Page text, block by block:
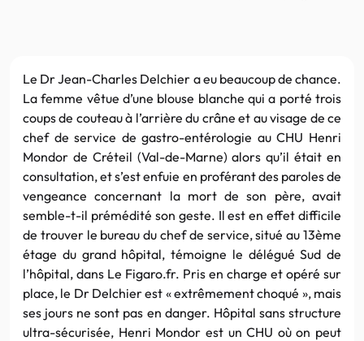
Le Dr Jean-Charles Delchier a eu beaucoup de chance.
La femme vêtue d’une blouse blanche qui a porté trois
coups de couteau à l’arrière du crâne et au visage de ce
chef de service de gastro-entérologie au CHU Henri
Mondor de Créteil (Val-de-Marne) alors qu’il était en
consultation, et s’est enfuie en proférant des paroles de
vengeance concernant la mort de son père, avait
semble-t-il prémédité son geste. Il est en effet difficile
de trouver le bureau du chef de service, situé au 13ème
étage du grand hôpital, témoigne le délégué Sud de
l’hôpital, dans Le Figaro.fr. Pris en charge et opéré sur
place, le Dr Delchier est « extrêmement choqué », mais
ses jours ne sont pas en danger. Hôpital sans structure
ultra-sécurisée, Henri Mondor est un CHU où on peut